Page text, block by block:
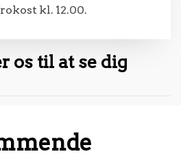
kl. 12.00.
os til at se dig